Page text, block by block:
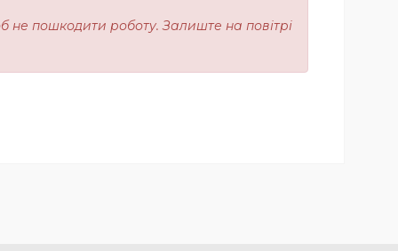
не пошкодити роботу. Залиште на повітрі